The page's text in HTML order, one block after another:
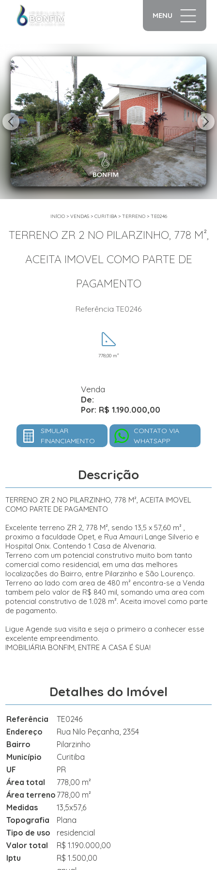
MENU
INÍCIO> VENDAS> CURITIBA> TERRENO> TE0246
TERRENO ZR 2 NO PILARZINHO, 778 M²,
ACEITA IMOVEL COMO PARTE DE
PAGAMENTO
Referência TE0246
778,00 m²
Venda
De:
Por: R$ 1.190.000,00
SIMULAR
FINANCIAMENTO
CONTATO VIA
WHATSAPP
Descrição
TERRENO ZR 2 NO PILARZINHO, 778 M², ACEITA IMOVEL
COMO PARTE DE PAGAMENTO
Excelente terreno ZR 2, 778 M², sendo 13,5 x 57,60 m² ,
proximo a faculdade Opet, e Rua Amauri Lange Silverio e
Hospital Onix. Contendo 1 Casa de Alvenaria.
Terreno com um potencial construtivo muito bom tanto
comercial como residencial, em uma das melhores
localizações do Bairro, entre Pilarzinho e São Lourenço.
Terreno ao lado com area de 480 m² encontra-se a Venda
tambem pelo valor de R$ 840 mil, somando uma area com
potencial construtivo de 1.028 m². Aceita imovel como parte
de pagamento.
Ligue Agende sua visita e seja o primeiro a conhecer esse
excelente empreendimento.
IMOBILIÁRIA BONFIM, ENTRE A CASA É SUA!
Detalhes do Imóvel
Referência
TE0246
Endereço
Rua Nilo Peçanha, 2354
Bairro
Pilarzinho
Município
Curitiba
UF
PR
Área total
778,00 m²
Área terreno 778,00 m²
Medidas
13,5x57,6
Topografia
Plana
Tipo de uso
residencial
Valor total
R$ 1.190.000,00
Iptu
R$ 1.500,00